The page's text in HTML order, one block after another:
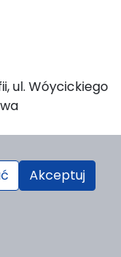
ul. Wóycickiego
5, domek
Akceptuj